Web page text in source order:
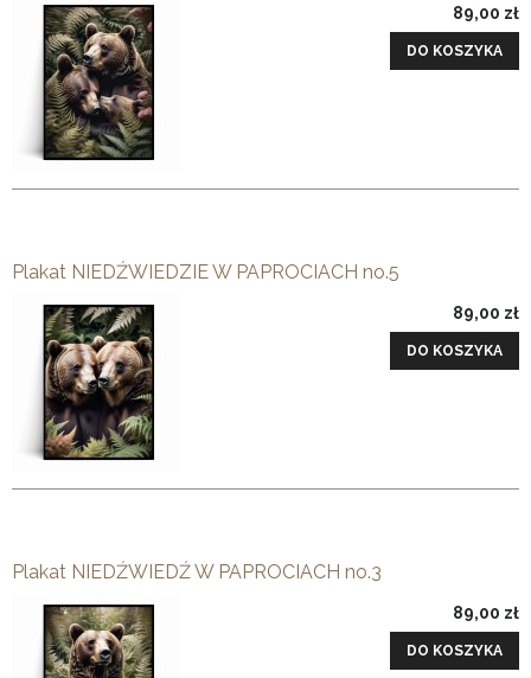
89,00 zł
DO KOSZYKA
Plakat NIEDŹWIEDZIE W PAPROCIACH no.5
89,00 zł
DO KOSZYKA
Plakat NIEDŹWIEDŹ W PAPROCIACH no.3
89,00 zł
DO KOSZYKA